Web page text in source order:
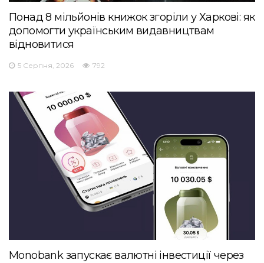
Понад 8 мільйонів книжок згоріли у Харкові: як
допомогти українським видавництвам
відновитися
5 Серпня, 2026 792
Monobank запускає валютні інвестиції через